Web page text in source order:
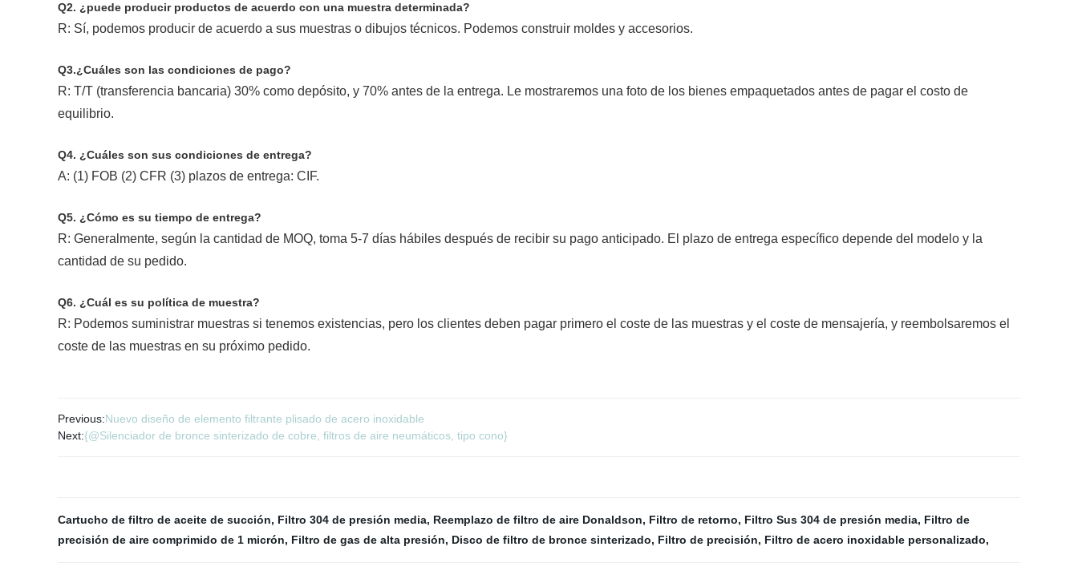
Q2. ¿puede producir productos de acuerdo con una muestra determinada?
R: Sí, podemos producir de acuerdo a sus muestras o dibujos técnicos. Podemos construir moldes y accesorios.
Q3.¿Cuáles son las condiciones de pago?
R: T/T (transferencia bancaria) 30% como depósito, y 70% antes de la entrega. Le mostraremos una foto de los bienes empaquetados antes de pagar el costo de
equilibrio.
Q4. ¿Cuáles son sus condiciones de entrega?
A: (1) FOB (2) CFR (3) plazos de entrega: CIF.
Q5. ¿Cómo es su tiempo de entrega?
R: Generalmente, según la cantidad de MOQ, toma 5-7 días hábiles después de recibir su pago anticipado. El plazo de entrega específico depende del modelo y la
cantidad de su pedido.
Q6. ¿Cuál es su política de muestra?
R: Podemos suministrar muestras si tenemos existencias, pero los clientes deben pagar primero el coste de las muestras y el coste de mensajería, y reembolsaremos el
coste de las muestras en su próximo pedido.
Previous:Nuevo diseño de elemento filtrante plisado de acero inoxidable
Next:{@Silenciador de bronce sinterizado de cobre, filtros de aire neumáticos, tipo cono}
Cartucho de filtro de aceite de succión, Filtro 304 de presión media, Reemplazo de filtro de aire Donaldson, Filtro de retorno, Filtro Sus 304 de presión media, Filtro de
precisión de aire comprimido de 1 micrón, Filtro de gas de alta presión, Disco de filtro de bronce sinterizado, Filtro de precisión, Filtro de acero inoxidable personalizado,